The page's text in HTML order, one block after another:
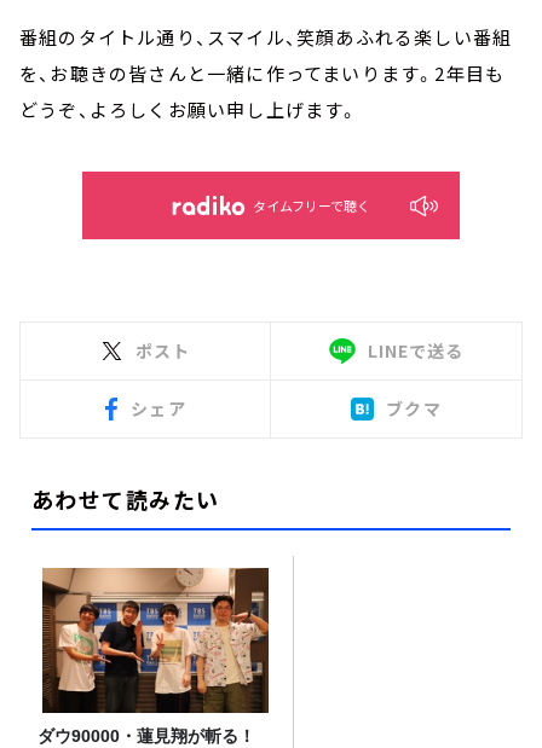
番組のタイトル通り、スマイル、笑顔あふれる楽しい番組
を、お聴きの皆さんと一緒に作ってまいります。2年目も
どうぞ、よろしくお願い申し上げます。
タイムフリーで聴く
ポスト LINEで送る
シェア ブクマ
あわせて読みたい
ダウ90000・蓮見翔が斬る！